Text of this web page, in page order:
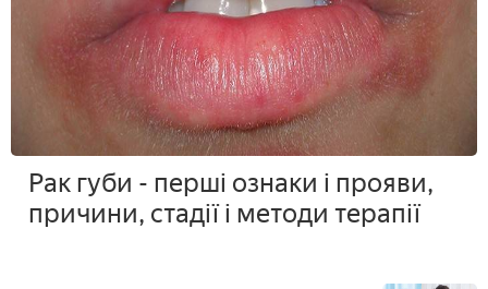
Рак губи - перші ознаки і прояви,
причини, стадії і методи терапії